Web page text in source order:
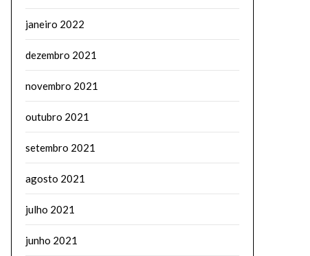
janeiro 2022
dezembro 2021
novembro 2021
outubro 2021
setembro 2021
agosto 2021
julho 2021
junho 2021